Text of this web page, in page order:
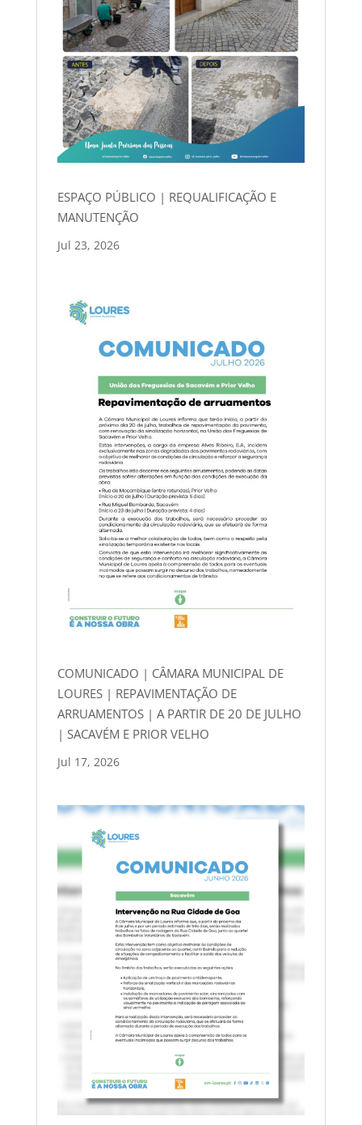
ESPAÇO PÚBLICO | REQUALIFICAÇÃO E
MANUTENÇÃO
Jul 23, 2026
COMUNICADO | CÂMARA MUNICIPAL DE
LOURES | REPAVIMENTAÇÃO DE
ARRUAMENTOS | A PARTIR DE 20 DE JULHO
| SACAVÉM E PRIOR VELHO
Jul 17, 2026